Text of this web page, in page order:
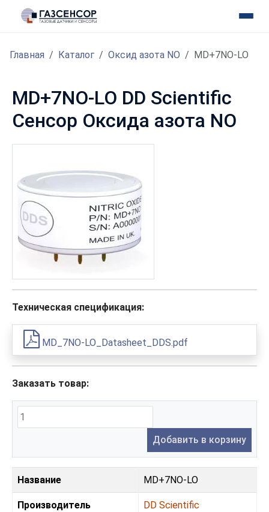
Главная Каталог Оксид азота NO MD+7NO-LO
MD+7NO-LO DD Scientific
Сенсор Оксида азота NO
Техническая спецификация:
MD_7NO-LO_Datasheet_DDS.pdf
Заказать товар:
Добавить в корзину
Название MD+7NO-LO
Производитель DD Scientific